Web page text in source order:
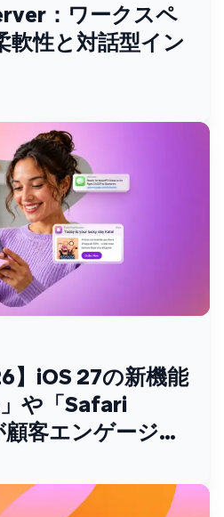
：ワークスペ
軟性と対話型イン
】iOS 27の新機能
や「Safari
客エンゲージメ